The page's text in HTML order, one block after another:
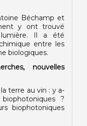
Béchamp et
y ont trouvé
Il a été
entre les
biologiques.
nouvelles
terre au vin : y a-
?
biophotoniques